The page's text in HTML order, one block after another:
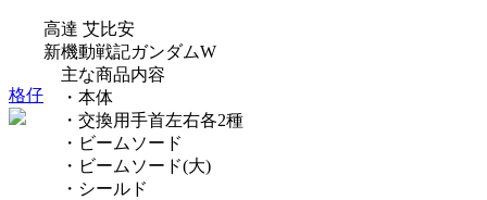
格仔
高達 艾比安
新機動戦記ガンダムW
主な商品内容
・本体
・交換用手首左右各2種
・ビームソード
・ビームソード(大)
・シールド